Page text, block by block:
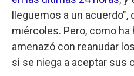
lleguemos a un acuerdo",
miércoles. Pero, como
amenazó con reanudar
si se niega a aceptar sus